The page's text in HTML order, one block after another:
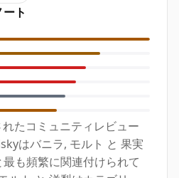
ト
たコミュニティレビュー
はバニラ, モルト と 果実
も頻繁に関連付けられて